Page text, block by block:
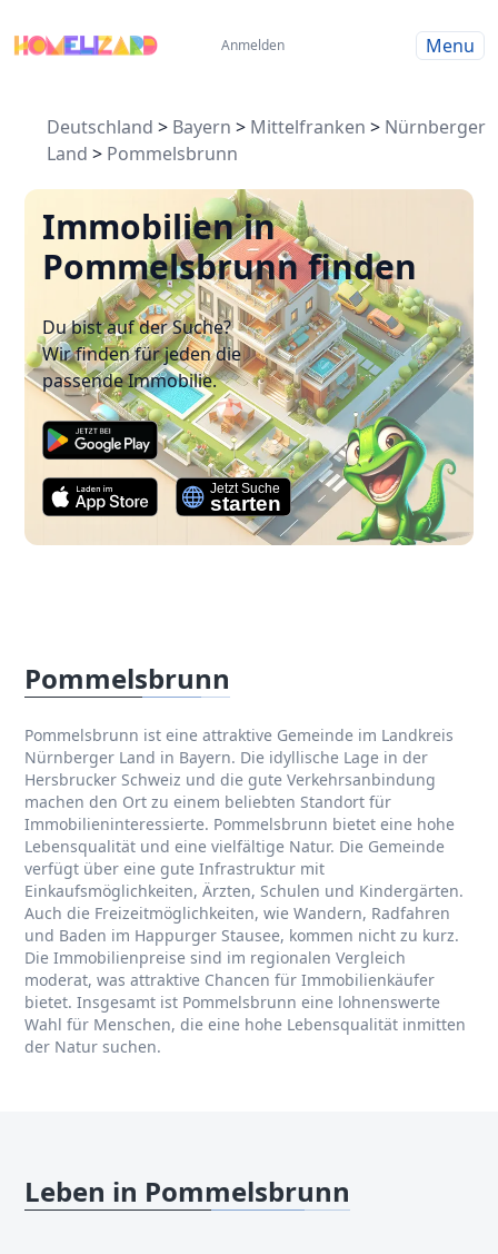
Anmelden Menu
Deutschland > Bayern > Mittelfranken > Nürnberger
Land > Pommelsbrunn
Immobilien in
Pommelsbrunn finden
Du bist auf der Suche?
Wir finden für jeden die
passende Immobilie.
Pommelsbrunn
Pommelsbrunn ist eine attraktive Gemeinde im Landkreis
Nürnberger Land in Bayern. Die idyllische Lage in der
Hersbrucker Schweiz und die gute Verkehrsanbindung
machen den Ort zu einem beliebten Standort für
Immobilieninteressierte. Pommelsbrunn bietet eine hohe
Lebensqualität und eine vielfältige Natur. Die Gemeinde
verfügt über eine gute Infrastruktur mit
Einkaufsmöglichkeiten, Ärzten, Schulen und Kindergärten.
Auch die Freizeitmöglichkeiten, wie Wandern, Radfahren
und Baden im Happurger Stausee, kommen nicht zu kurz.
Die Immobilienpreise sind im regionalen Vergleich
moderat, was attraktive Chancen für Immobilienkäufer
bietet. Insgesamt ist Pommelsbrunn eine lohnenswerte
Wahl für Menschen, die eine hohe Lebensqualität inmitten
der Natur suchen.
Leben in Pommelsbrunn